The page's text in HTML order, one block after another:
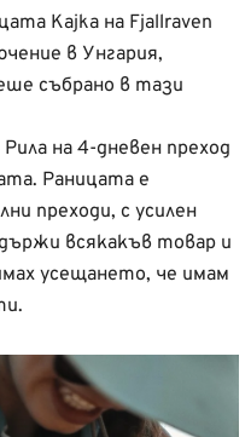
Kajka на Fjallraven
в Унгария,
събрано в тази
на 4-дневен преход
Раницата е
преходи, с усилен
всякакъв товар и
усещането, че имам